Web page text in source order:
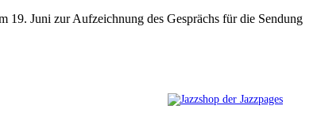
Juni zur Aufzeichnung des Gesprächs für die Sendung